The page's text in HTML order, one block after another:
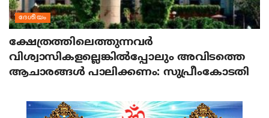
ദേശീയം
ക്ഷേത്രത്തിലെത്തുന്നവര്‍
വിശ്വാസികളല്ലെങ്കില്‍പ്പോലും അവിടത്തെ
ആചാരങ്ങള്‍ പാലിക്കണം: സുപ്രീംകോടതി